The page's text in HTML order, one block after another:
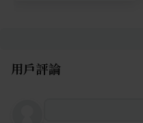
用戶評論